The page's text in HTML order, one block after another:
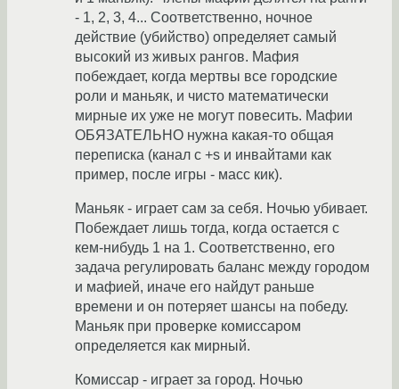
- 1, 2, 3, 4... Соответственно, ночное
действие (убийство) определяет самый
высокий из живых рангов. Мафия
побеждает, когда мертвы все городские
роли и маньяк, и чисто математически
мирные их уже не могут повесить. Мафии
ОБЯЗАТЕЛЬНО нужна какая-то общая
переписка (канал с +s и инвайтами как
пример, после игры - масс кик).
Маньяк - играет сам за себя. Ночью убивает.
Побеждает лишь тогда, когда остается с
кем-нибудь 1 на 1. Соответственно, его
задача регулировать баланс между городом
и мафией, иначе его найдут раньше
времени и он потеряет шансы на победу.
Маньяк при проверке комиссаром
определяется как мирный.
Комиссар - играет за город. Ночью